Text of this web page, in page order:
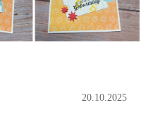
20.10.2025